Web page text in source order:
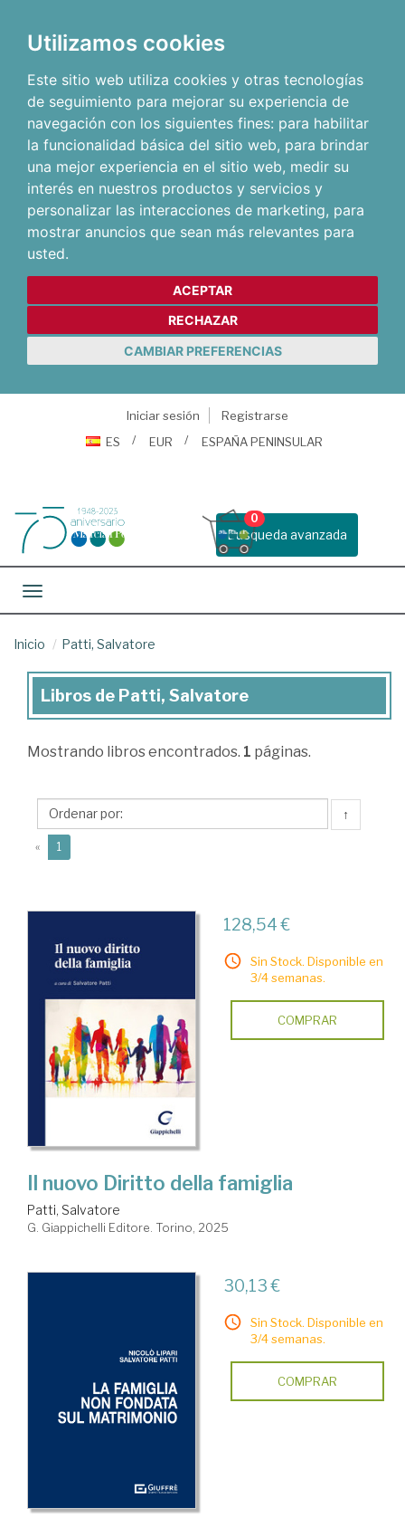
Utilizamos cookies
Este sitio web utiliza cookies y otras tecnologías
de seguimiento para mejorar su experiencia de
navegación con los siguientes fines: para habilitar
la funcionalidad básica del sitio web, para brindar
una mejor experiencia en el sitio web, medir su
interés en nuestros productos y servicios y
personalizar las interacciones de marketing, para
mostrar anuncios que sean más relevantes para
usted.
ACEPTAR
RECHAZAR
CAMBIAR PREFERENCIAS
Iniciar sesión
Registrarse
ES
EUR ESPAÑA PENINSULAR
Busqueda avanzada
0
Toggle navigation
Inicio Patti, Salvatore
Libros
Patti,
Libros de Patti, Salvatore
Mostrando libros encontrados. 1 páginas.
↑
« 1
128,54 €
Sin Stock. Disponible en
3/4 semanas.
COMPRAR
Il nuovo Diritto della famiglia
Patti, Salvatore
G. Giappichelli Editore. Torino, 2025
30,13 €
Sin Stock. Disponible en
3/4 semanas.
COMPRAR